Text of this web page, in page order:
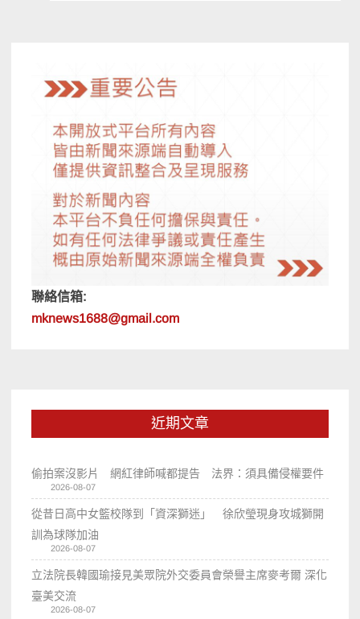
聯絡信箱:
mknews1688@gmail.com
近期文章
偷拍案沒影片 網紅律師喊都提告 法界：須具備侵權要件
2026-08-07
從昔日高中女籃校隊到「資深獅迷」 徐欣瑩現身攻城獅開
訓為球隊加油
2026-08-07
立法院長韓國瑜接見美眾院外交委員會榮譽主席麥考爾 深化
臺美交流
2026-08-07